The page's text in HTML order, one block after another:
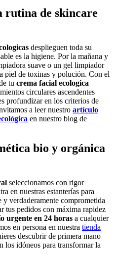
rutina de skincare
desplieguen toda su
es la higiene. Por la mañana y
suave o un gel limpiador
piel de toxinas y polución. Con el
tu crema facial ecologica
circulares ascendentes
profundizar en los criterios de
a leer nuestro artículo
en nuestro blog de
bio y orgánica
seleccionamos con rigor
en nuestras estanterías para
y verdaderamente comprometida
tus pedidos con máxima rapidez
urgente en 24 horas a cualquier
en persona en nuestra tienda
descubrir de primera mano
los idóneos para transformar la